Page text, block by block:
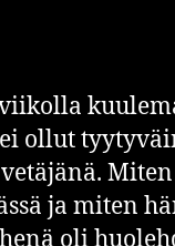
ollut
Miten
ja miten
oli